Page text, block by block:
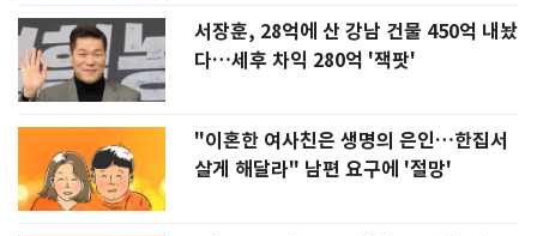
서장훈, 28억에 산 강남 건물 450억 내놨
다…세후 차익 280억 '잭팟'
"이혼한 여사친은 생명의 은인…한집서
살게 해달라" 남편 요구에 '절망'